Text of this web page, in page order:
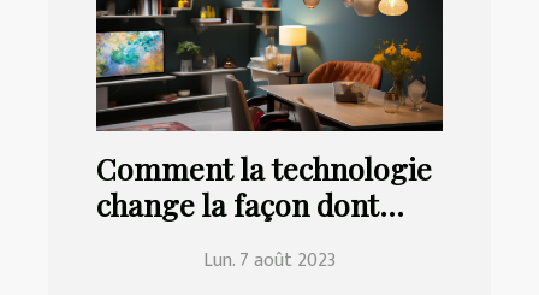
Comment la technologie
change la façon dont
Lun. 7 août 2023